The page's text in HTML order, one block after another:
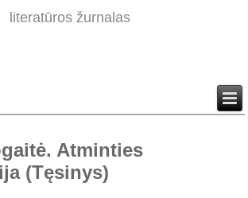
literatūros žurnalas
Atminties
(Tęsinys)